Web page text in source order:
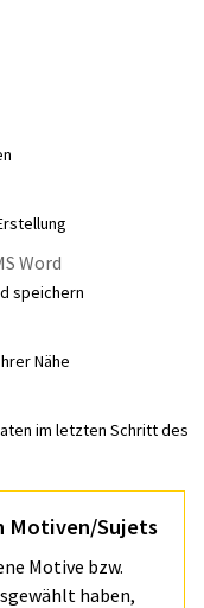
Word
speichern
Nähe
im letzten Schritt des
Motiven/Sujets
Motive bzw.
haben,